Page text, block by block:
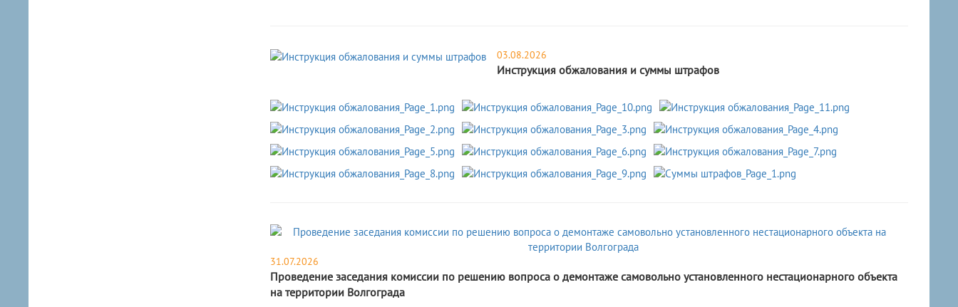
03.08.2026
Инструкция обжалования и суммы штрафов
31.07.2026
Проведение заседания комиссии по решению вопроса о демонтаже самовольно установленного нестационарного объекта
на территории Волгограда